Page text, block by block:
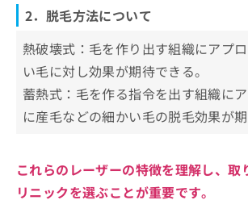
2．脱毛方法について
熱破壊式：毛を作り出す組織にアプ
い毛に対し効果が期待できる。
蓄熱式：毛を作る指令を出す組織に
に産毛などの細かい毛の脱毛効果が期
これらのレーザーの特徴を理解し、取
リニックを選ぶことが重要です。